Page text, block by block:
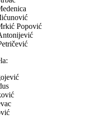
Popović